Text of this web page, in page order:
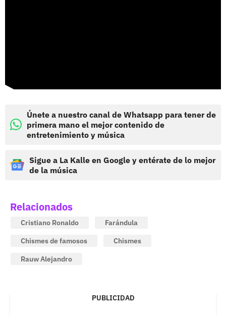
Únete a nuestro canal de Whatsapp para tener de
primera mano el mejor contenido de
entretenimiento y música
Sigue a La Kalle en Google y entérate de lo mejor
de la música
Relacionados
Cristiano Ronaldo
Farándula
Chismes de famosos
Chismes
Rauw Alejandro
PUBLICIDAD